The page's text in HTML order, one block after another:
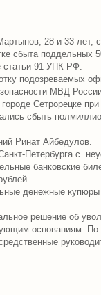
28 и 33
сбыта поддельных
статьи 91 УПК РФ.
подозреваемых
МВД
Сетрорецке
сбыть
Ринат Айбедулов.
Петербурга с
банковские
денежные
решение об
основаниям. По